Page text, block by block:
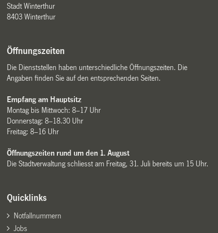
Stadt Winterthur
8403 Winterthur
Öffnungszeiten
Die Dienststellen haben unterschiedliche Öffnungszeiten. Die
Angaben finden Sie auf den entsprechenden Seiten.
Empfang am Hauptsitz
Montag bis Mittwoch: 8–17 Uhr
Donnerstag: 8–18.30 Uhr
Freitag: 8–16 Uhr
Öffnungszeiten rund um den 1. August
Die Stadtverwaltung schliesst am Freitag, 31. Juli bereits um 15 Uhr.
Quicklinks
Notfallnummern
Jobs